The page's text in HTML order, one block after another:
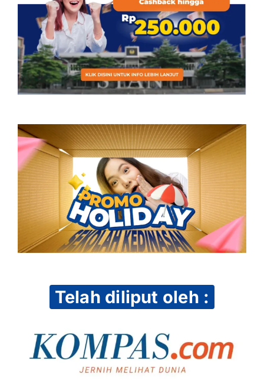
Telah diliput oleh :